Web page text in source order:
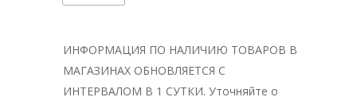
ИНФОРМАЦИЯ ПО НАЛИЧИЮ ТОВАРОВ В
МАГАЗИНАХ ОБНОВЛЯЕТСЯ С
ИНТЕРВАЛОМ В 1 СУТКИ. Уточняйте о